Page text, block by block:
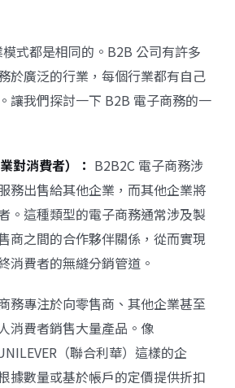
式都是相同的。B2B 公司有許多
於廣泛的行業，每個行業都有自己
讓我們探討一下 B2B 電子商務的一
對消費者）： B2B2C 電子商務涉
務出售給其他企業，而其他企業將
。這種類型的電子商務通常涉及製
商之間的合作夥伴關係，從而實現
消費者的無縫分銷管道。
務專注於向零售商、其他企業甚至
消費者銷售大量產品。像
（聯合利華）這樣的企
據數量或基於帳戶的定價提供折扣